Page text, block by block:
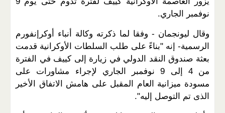
نوفمبر الجاري.
وقال ليونجمان - وفقا لما ذكرته وكالة أنباء أوكرإنفورم
الرسمية- إنه "بناءً على طلب السلطات الأوكرانية قدمت
بعثة صندوق النقد الدولي في زيارة إلى كييف في الفترة
من 4 إلى 9 نوفمبر الجاري لإجراء مشاورات على
مسودة ميزانية العام المقبل على هامش الاتفاق الأخير
الذى تم التوصل إليه".